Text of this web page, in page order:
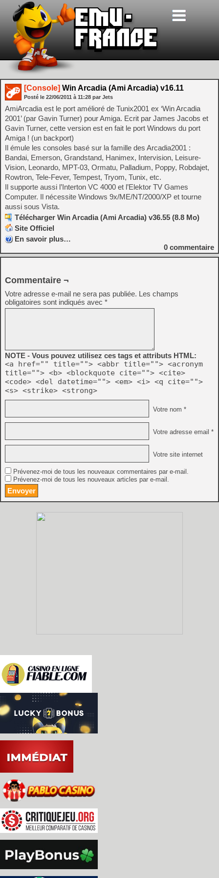
[Console] Win Arcadia (Ami Arcadia) v16.11
Posté le 22/06/2011 à 11:28 par Jets
AmiArcadia est le port amélioré de Tunix2001 ex ‘Win Arcadia
2001’ (par Gavin Turner) pour Amiga. Ecrit par James Jacobs et
Gavin Turner, cette version est en fait le port Windows du port
Amiga ! (un backport)
Il émule les consoles basé sur la famille des Arcadia2001 :
Bandai, Emerson, Grandstand, Hanimex, Intervision, Leisure-
Vision, Leonardo, MPT-03, Ormatu, Palladium, Poppy, Robdajet,
Rowtron, Tele-Fever, Tempest, Tryom, Tunix, etc.
Il supporte aussi l’Interton VC 4000 et l’Elektor TV Games
Computer. Il nécessite Windows 9x/ME/NT/2000/XP et tourne
aussi sous Vista.
Télécharger Win Arcadia (Ami Arcadia) v36.55 (8.8 Mo)
Site Officiel
En savoir plus…
0 commentaire
Commentaire ¬
Votre adresse e-mail ne sera pas publiée. Les champs
obligatoires sont indiqués avec *
NOTE - Vous pouvez utilisez ces tags et attributs HTML:
<a href="" title=""> <abbr title=""> <acronym
title=""> <b> <blockquote cite=""> <cite>
<code> <del datetime=""> <em> <i> <q cite="">
<s> <strike> <strong>
Votre nom *
Votre adresse email *
Votre site internet
Prévenez-moi de tous les nouveaux commentaires par e-mail.
Prévenez-moi de tous les nouveaux articles par e-mail.